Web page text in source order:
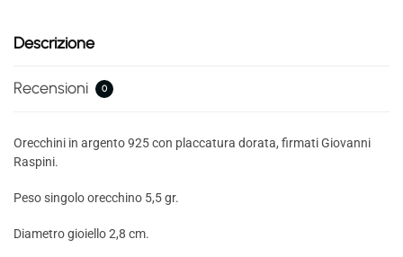
Descrizione
Recensioni 0
Orecchini in argento 925 con placcatura dorata, firmati Giovanni
Raspini.
Peso singolo orecchino 5,5 gr.
Diametro gioiello 2,8 cm.